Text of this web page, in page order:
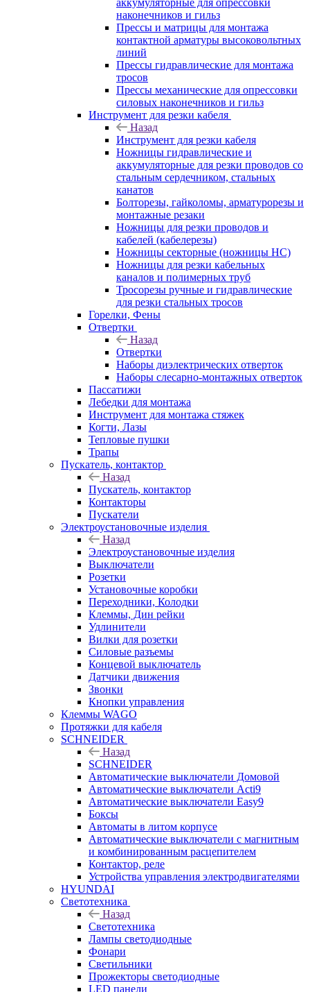
аккумуляторные для опрессовки
наконечников и гильз
Прессы и матрицы для монтажа
контактной арматуры высоковольтных
линий
Прессы гидравлические для монтажа
тросов
Прессы механические для опрессовки
силовых наконечников и гильз
Инструмент для резки кабеля
Назад
Инструмент для резки кабеля
Ножницы гидравлические и
аккумуляторные для резки проводов со
стальным сердечником, стальных
канатов
Болторезы, гайколомы, арматурорезы и
монтажные резаки
Ножницы для резки проводов и
кабелей (кабелерезы)
Ножницы секторные (ножницы НС)
Ножницы для резки кабельных
каналов и полимерных труб
Тросорезы ручные и гидравлические
для резки стальных тросов
Горелки, Фены
Отвертки
Назад
Отвертки
Наборы диэлектрических отверток
Наборы слесарно-монтажных отверток
Пассатижи
Лебедки для монтажа
Инструмент для монтажа стяжек
Когти, Лазы
Тепловые пушки
Трапы
Пускатель, контактор
Назад
Пускатель, контактор
Контакторы
Пускатели
Электроустановочные изделия
Назад
Электроустановочные изделия
Выключатели
Розетки
Установочные коробки
Переходники, Колодки
Клеммы, Дин рейки
Удлинители
Вилки для розетки
Силовые разъемы
Концевой выключатель
Датчики движения
Звонки
Кнопки управления
Клеммы WAGO
Протяжки для кабеля
SCHNEIDER
Назад
SCHNEIDER
Автоматические выключатели Домовой
Автоматические выключатели Acti9
Автоматические выключатели Easy9
Боксы
Автоматы в литом корпусе
Автоматические выключатели с магнитным
и комбинированным расцепителем
Контактор, реле
Устройства управления электродвигателями
HYUNDAI
Светотехника
Назад
Светотехника
Лампы светодиодные
Фонари
Светильники
Прожекторы светодиодные
LED панели